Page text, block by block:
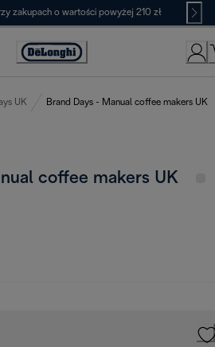
zakupach o wartości powyżej 210 zł
Deklaracja
UK Brand Days - Manual coffee makers UK
coffee makers UK